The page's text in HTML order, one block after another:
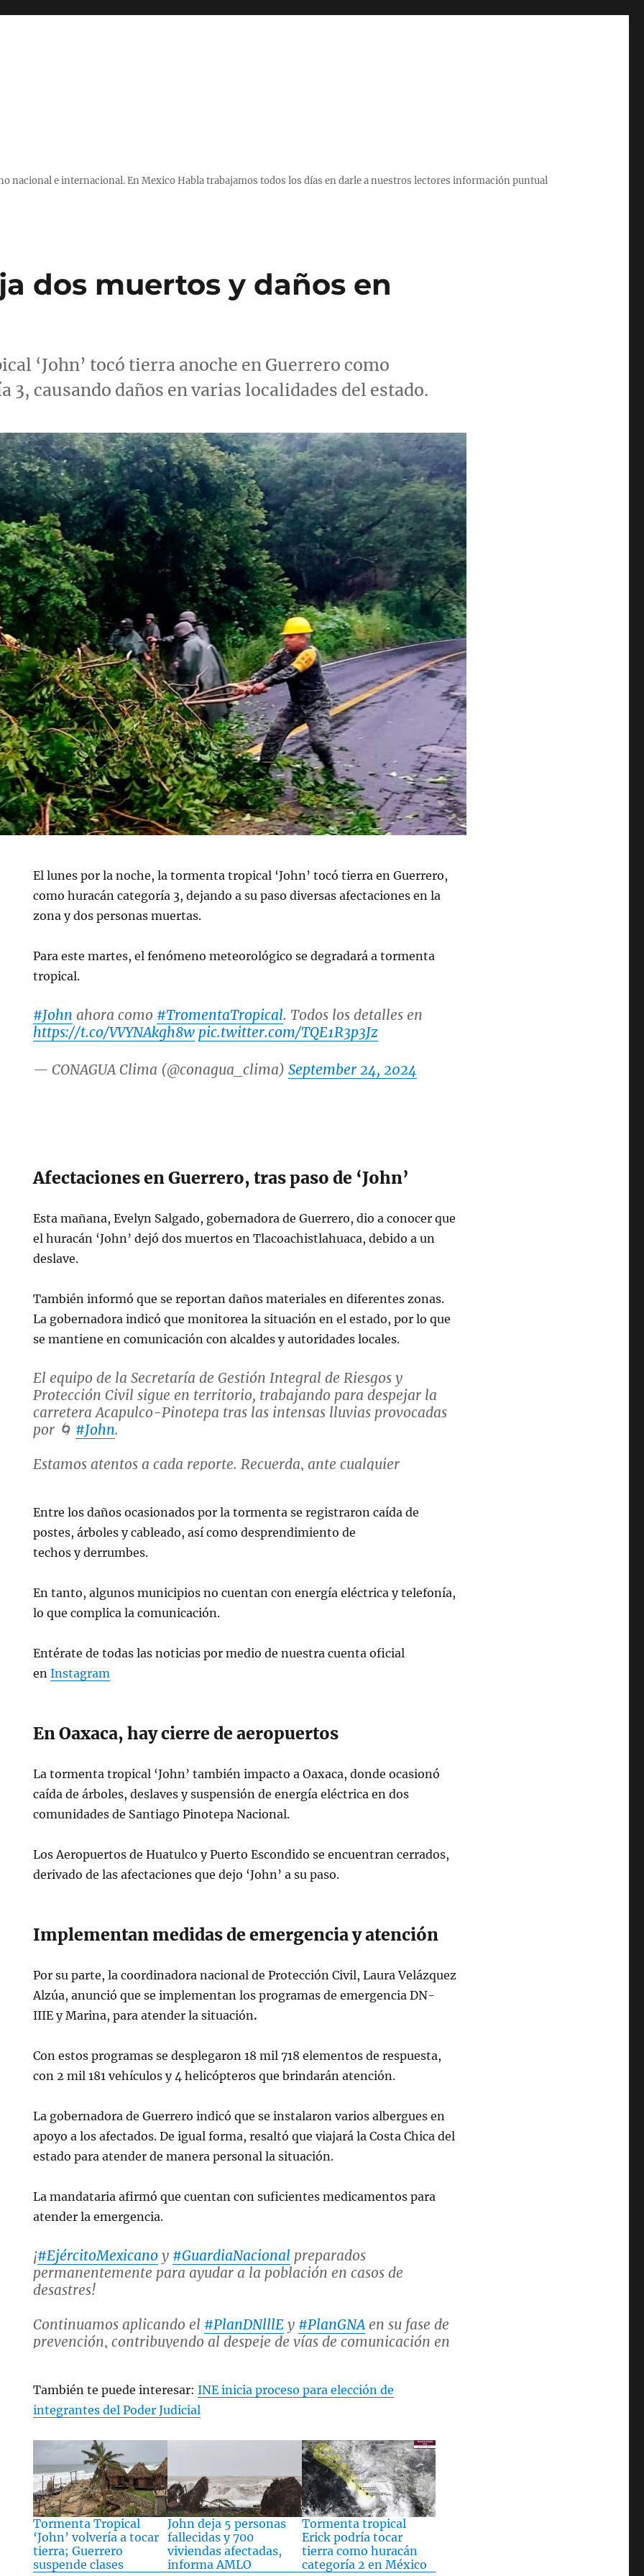
nacional e internacional. En Mexico Habla trabajamos todos los días en darle a nuestros lectores información puntual
dos muertos y daños en
‘John’ tocó tierra anoche en Guerrero como
3, causando daños en varias localidades del estado.
El lunes por la noche, la tormenta tropical ‘John’ tocó tierra en Guerrero,
como huracán categoría 3, dejando a su paso diversas afectaciones en la
zona y dos personas muertas.
Para este martes, el fenómeno meteorológico se degradará a tormenta
tropical.
#John ahora como #TromentaTropical. Todos los detalles en
https://t.co/VVYNAkgh8w pic.twitter.com/TQE1R3p3Jz
— CONAGUA Clima (@conagua_clima)September 24, 2024
Afectaciones en Guerrero, tras paso de ‘John’
Esta mañana, Evelyn Salgado, gobernadora de Guerrero, dio a conocer que
el huracán ‘John’ dejó dos muertos en Tlacoachistlahuaca, debido a un
deslave.
También informó que se reportan daños materiales en diferentes zonas.
La gobernadora indicó que monitorea la situación en el estado, por lo que
se mantiene en comunicación con alcaldes y autoridades locales.
El equipo de la Secretaría de Gestión Integral de Riesgos y
Protección Civil sigue en territorio, trabajando para despejar la
carretera Acapulco-Pinotepa tras las intensas lluvias provocadas
por 🌀 #John.
Estamos atentos a cada reporte. Recuerda, ante cualquier
— Evelyn Salgado Pineda (@EvelynSalgadoP)September 24,
2024
Entre los daños ocasionados por la tormenta se registraron caída de
postes, árboles y cableado, así como desprendimiento de
techos y derrumbes.
En tanto, algunos municipios no cuentan con energía eléctrica y telefonía,
lo que complica la comunicación.
Entérate de todas las noticias por medio de nuestra cuenta oficial
enInstagram
En Oaxaca, hay cierre de aeropuertos
La tormenta tropical ‘John’ también impacto a Oaxaca, donde ocasionó
caída de árboles, deslaves y suspensión de energía eléctrica en dos
comunidades de Santiago Pinotepa Nacional.
Los Aeropuertos de Huatulco y Puerto Escondido se encuentran cerrados,
derivado de las afectaciones que dejo ‘John’ a su paso.
Implementan medidas de emergencia y atención
Por su parte, la coordinadora nacional de Protección Civil, Laura Velázquez
Alzúa, anunció que se implementan los programas de emergencia DN-
IIIE y Marina, para atender la situación.
Con estos programas se desplegaron 18 mil 718 elementos de respuesta,
con 2 mil 181 vehículos y 4 helicópteros que brindarán atención.
La gobernadora de Guerrero indicó que se instalaron varios albergues en
apoyo a los afectados. De igual forma, resaltó que viajará la Costa Chica del
estado para atender de manera personal la situación.
La mandataria afirmó que cuentan con suficientes medicamentos para
atender la emergencia.
¡#EjércitoMexicano y #GuardiaNacional preparados
permanentemente para ayudar a la población en casos de
desastres!
Continuamos aplicando el #PlanDNlllE y #PlanGNAen su fase de
prevención, contribuyendo al despeje de vías de comunicación en
— @SEDENAmx (@SEDENAmx)
También te puede interesar:INE inicia proceso para elección de
integrantes del Poder Judicial
Tormenta Tropical
‘John’ volvería a tocar
tierra; Guerrero
suspende clases
John deja 5 personas
fallecidas y 700
viviendas afectadas,
informa AMLO
Tormenta tropical
Erick podría tocar
tierra como huracán
categoría 2 en México